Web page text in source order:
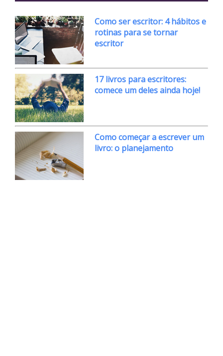
Como ser escritor: 4 hábitos e
rotinas para se tornar
escritor
17 livros para escritores:
comece um deles ainda hoje!
Como começar a escrever um
livro: o planejamento